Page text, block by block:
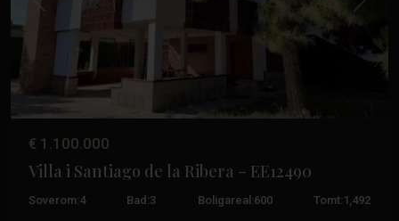
Tidligere Neste
€ 1.100.000
Villa i Santiago de la Ribera – EE12490
Soverom:4 Bad:3 Boligareal:600 Tomt: 1,492